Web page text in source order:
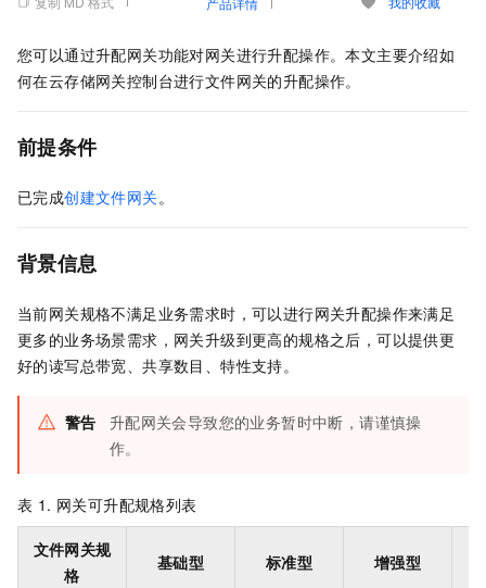
您可以通过升配网关功能对网关进行升配操作。本文主要介绍如
何在云存储网关控制台进行文件网关的升配操作。
前提条件
已完成创建文件网关。
背景信息
当前网关规格不满足业务需求时，可以进行网关升配操作来满足
更多的业务场景需求，网关升级到更高的规格之后，可以提供更
好的读写总带宽、共享数目、特性支持。
警告
升配网关会导致您的业务暂时中断，请谨慎操
作。
表 1. 网关可升配规格列表
文件网关规
格
基础型 标准型 增强型